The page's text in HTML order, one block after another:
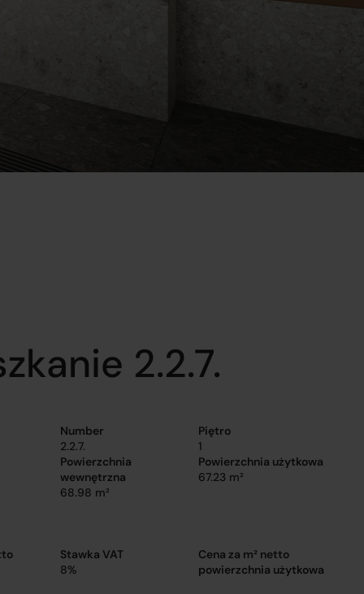
2.2.7.
Number
2.2.7.
Piętro
1
Powierzchnia
wewnętrzna
68.98 m²
Powierzchnia użytkowa
67.23 m²
Stawka VAT
8%
Cena za m² netto
powierzchnia użytkowa